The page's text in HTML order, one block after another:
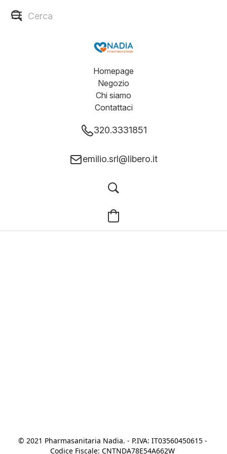
Homepage
Negozio
Chi siamo
Contattaci
320.3331851
emilio.srl@libero.it
© 2021 Pharmasanitaria Nadia. - P.IVA: IT03560450615 -
Codice Fiscale: CNTNDA78E54A662W